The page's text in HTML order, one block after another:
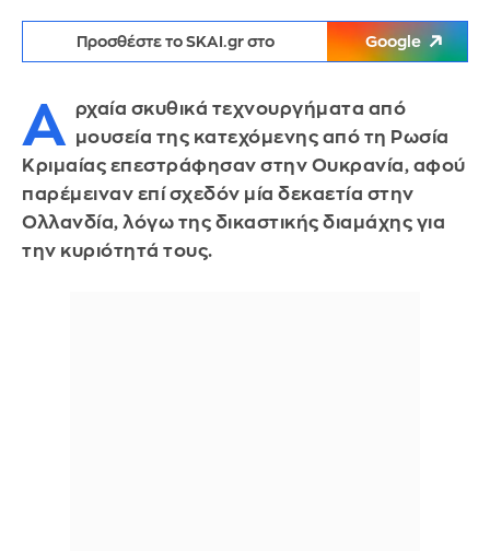
Προσθέστε το SKAI.gr στο Google
Α ρχαία σκυθικά τεχνουργήματα από
μουσεία της κατεχόμενης από τη Ρωσία
Κριμαίας επεστράφησαν στην Ουκρανία, αφού
παρέμειναν επί σχεδόν μία δεκαετία στην
Ολλανδία, λόγω της δικαστικής διαμάχης για
την κυριότητά τους.